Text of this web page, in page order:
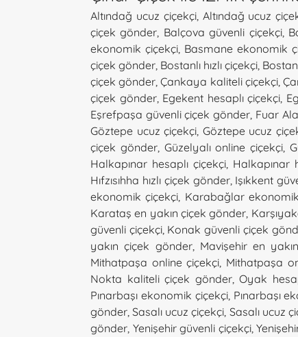
Altındağ ucuz çiçekçi, Altındağ ucuz
çiçek gönder, Balçova güvenli çiçekçi,
ekonomik çiçekçi, Basmane ekonomik
çiçek gönder, Bostanlı hızlı çiçekçi,
çiçek gönder,Çankaya kaliteli çiçekçi,
çiçek gönder, Egekent hesaplı çiçekçi,
Eşrefpaşa güvenli çiçek gönder, Fuar
Göztepe ucuz çiçekçi, Göztepe ucuz
çiçek gönder, Güzelyalı online çiçekçi,
Halkapınar hesaplı çiçekçi, Halkapınar
Hıfzısıhha hızlı çiçek gönder, Işıkkent
ekonomik çiçekçi, Karabağlar
Karataş en yakın çiçek gönder,
güvenli çiçekçi, Konak güvenli çiçek
yakın çiçek gönder, Mavişehir en
Mithatpaşa online çiçekçi, Mithatpaşa
Nokta kaliteli çiçek gönder,Oyak
Pınarbaşı ekonomik çiçekçi, Pınarbaşı
gönder,Sasalı ucuz çiçekçi, Sasalı ucuz
gönder, Yenişehir güvenli çiçekçi,